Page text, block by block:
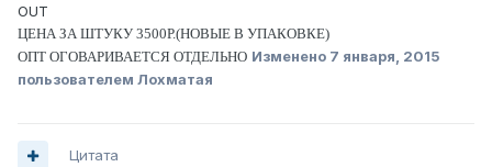
OUT
ЦЕНА ЗА ШТУКУ 3500Р.(НОВЫЕ В УПАКОВКЕ)
ОПТ ОГОВАРИВАЕТСЯ ОТДЕЛЬНО Изменено 7 января, 2015
пользователем Лохматая
Цитата